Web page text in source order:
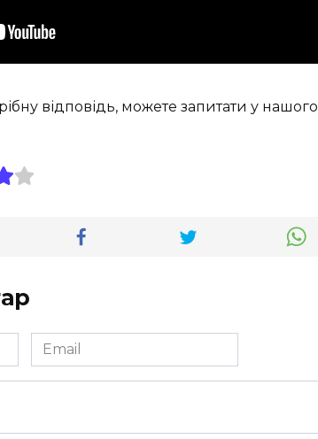
відповідь, можете запитати у нашого
Email
*